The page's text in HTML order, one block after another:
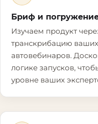
Бриф и
Изучаем продукт
транскрибацию
автовебинаров.
логике запусков,
уровне ваших